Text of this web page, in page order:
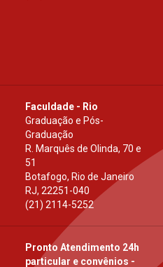
Faculdade - Rio
Graduação e Pós-
Graduação
R. Marquês de Olinda, 70 e
51
Botafogo, Rio de Janeiro
RJ,22251-040
(21) 2114-5252
Pronto Atendimento 24h
particular e convênios -